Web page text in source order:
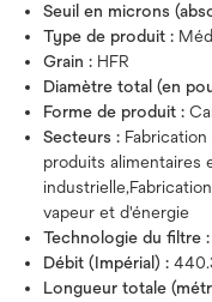
Seuil en microns
Type de produit :
Grain : HFR
Diamètre total (en
Forme de produit :
Secteurs :
produits alimentaires
vapeur et d'énergie
Technologie du filtre :
Débit (Impérial) :
Longueur totale